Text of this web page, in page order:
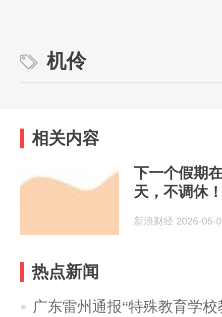
机伶
相关内容
下一个假期
天，不调休
新浪财经 2026-05-
热点新闻
广东雷州通报“特殊教育学